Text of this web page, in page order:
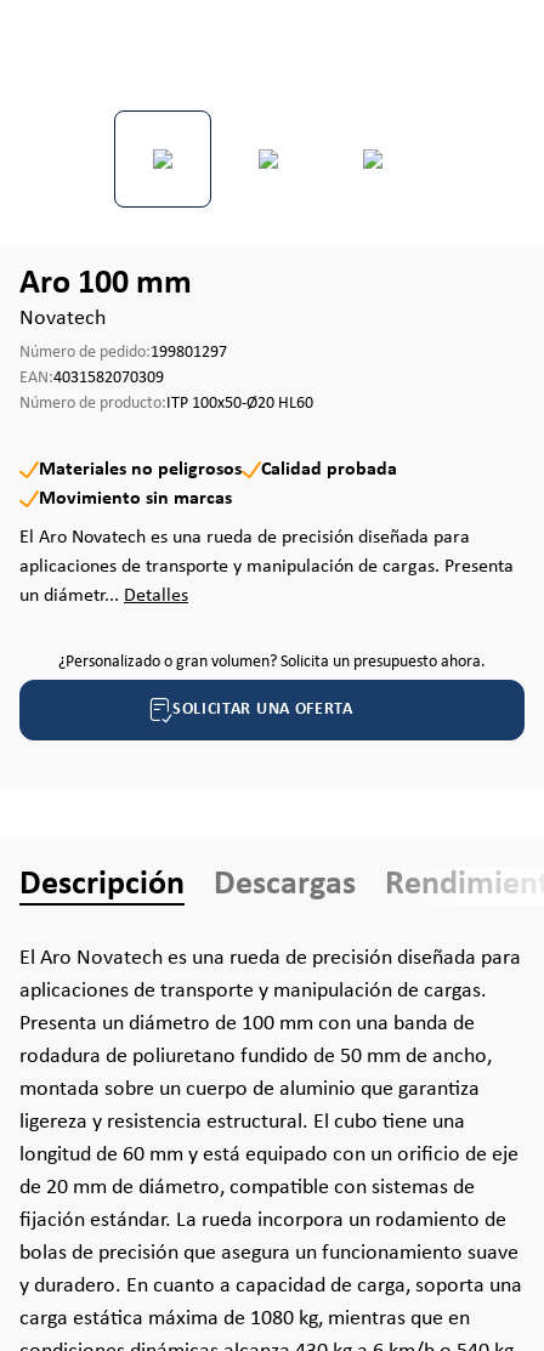
Aro 100 mm
Novatech
Número de pedido:199801297
EAN:4031582070309
Número de producto:ITP 100x50-Ø20 HL60
Materiales no peligrosos
Calidad probada
Movimiento sin marcas
El Aro Novatech es una rueda de precisión diseñada para
aplicaciones de transporte y manipulación de cargas. Presenta
un diámetr... Detalles
¿Personalizado o gran volumen? Solicita un presupuesto ahora.
SOLICITAR UNA OFERTA
Descripción Descargas
El Aro Novatech es una rueda de precisión diseñada para
aplicaciones de transporte y manipulación de cargas.
Presenta un diámetro de 100 mm con una banda de
rodadura de poliuretano fundido de 50 mm de ancho,
montada sobre un cuerpo de aluminio que garantiza
ligereza y resistencia estructural. El cubo tiene una
longitud de 60 mm y está equipado con un orificio de eje
de 20 mm de diámetro, compatible con sistemas de
fijación estándar. La rueda incorpora un rodamiento de
bolas de precisión que asegura un funcionamiento suave
y duradero. En cuanto a capacidad de carga, soporta una
carga estática máxima de 1080 kg, mientras que en